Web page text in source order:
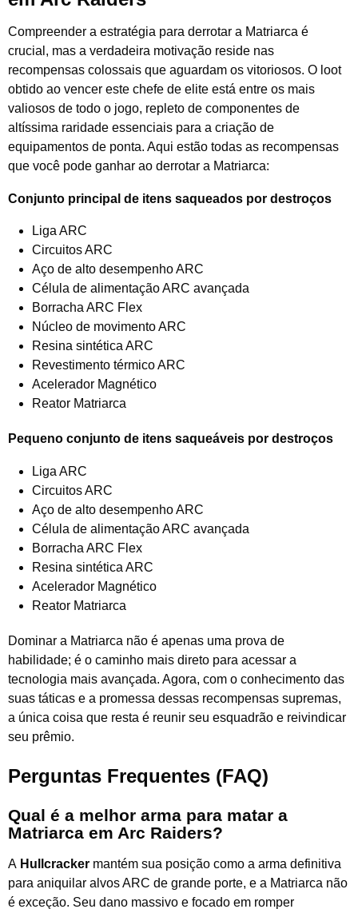
Compreender a estratégia para derrotar a Matriarca é
crucial, mas a verdadeira motivação reside nas
recompensas colossais que aguardam os vitoriosos. O loot
obtido ao vencer este chefe de elite está entre os mais
valiosos de todo o jogo, repleto de componentes de
altíssima raridade essenciais para a criação de
equipamentos de ponta. Aqui estão todas as recompensas
que você pode ganhar ao derrotar a Matriarca:
Conjunto principal de itens saqueados por destroços
Liga ARC
Circuitos ARC
Aço de alto desempenho ARC
Célula de alimentação ARC avançada
Borracha ARC Flex
Núcleo de movimento ARC
Resina sintética ARC
Revestimento térmico ARC
Acelerador Magnético
Reator Matriarca
Pequeno conjunto de itens saqueáveis ​​por destroços
Liga ARC
Circuitos ARC
Aço de alto desempenho ARC
Célula de alimentação ARC avançada
Borracha ARC Flex
Resina sintética ARC
Acelerador Magnético
Reator Matriarca
Dominar a Matriarca não é apenas uma prova de
habilidade; é o caminho mais direto para acessar a
tecnologia mais avançada. Agora, com o conhecimento das
suas táticas e a promessa dessas recompensas supremas,
a única coisa que resta é reunir seu esquadrão e reivindicar
seu prêmio.
Perguntas Frequentes (FAQ)
Qual é a melhor arma para matar a
Matriarca em Arc Raiders?
A Hullcracker mantém sua posição como a arma definitiva
para aniquilar alvos ARC de grande porte, e a Matriarca não
é exceção. Seu dano massivo e focado em romper